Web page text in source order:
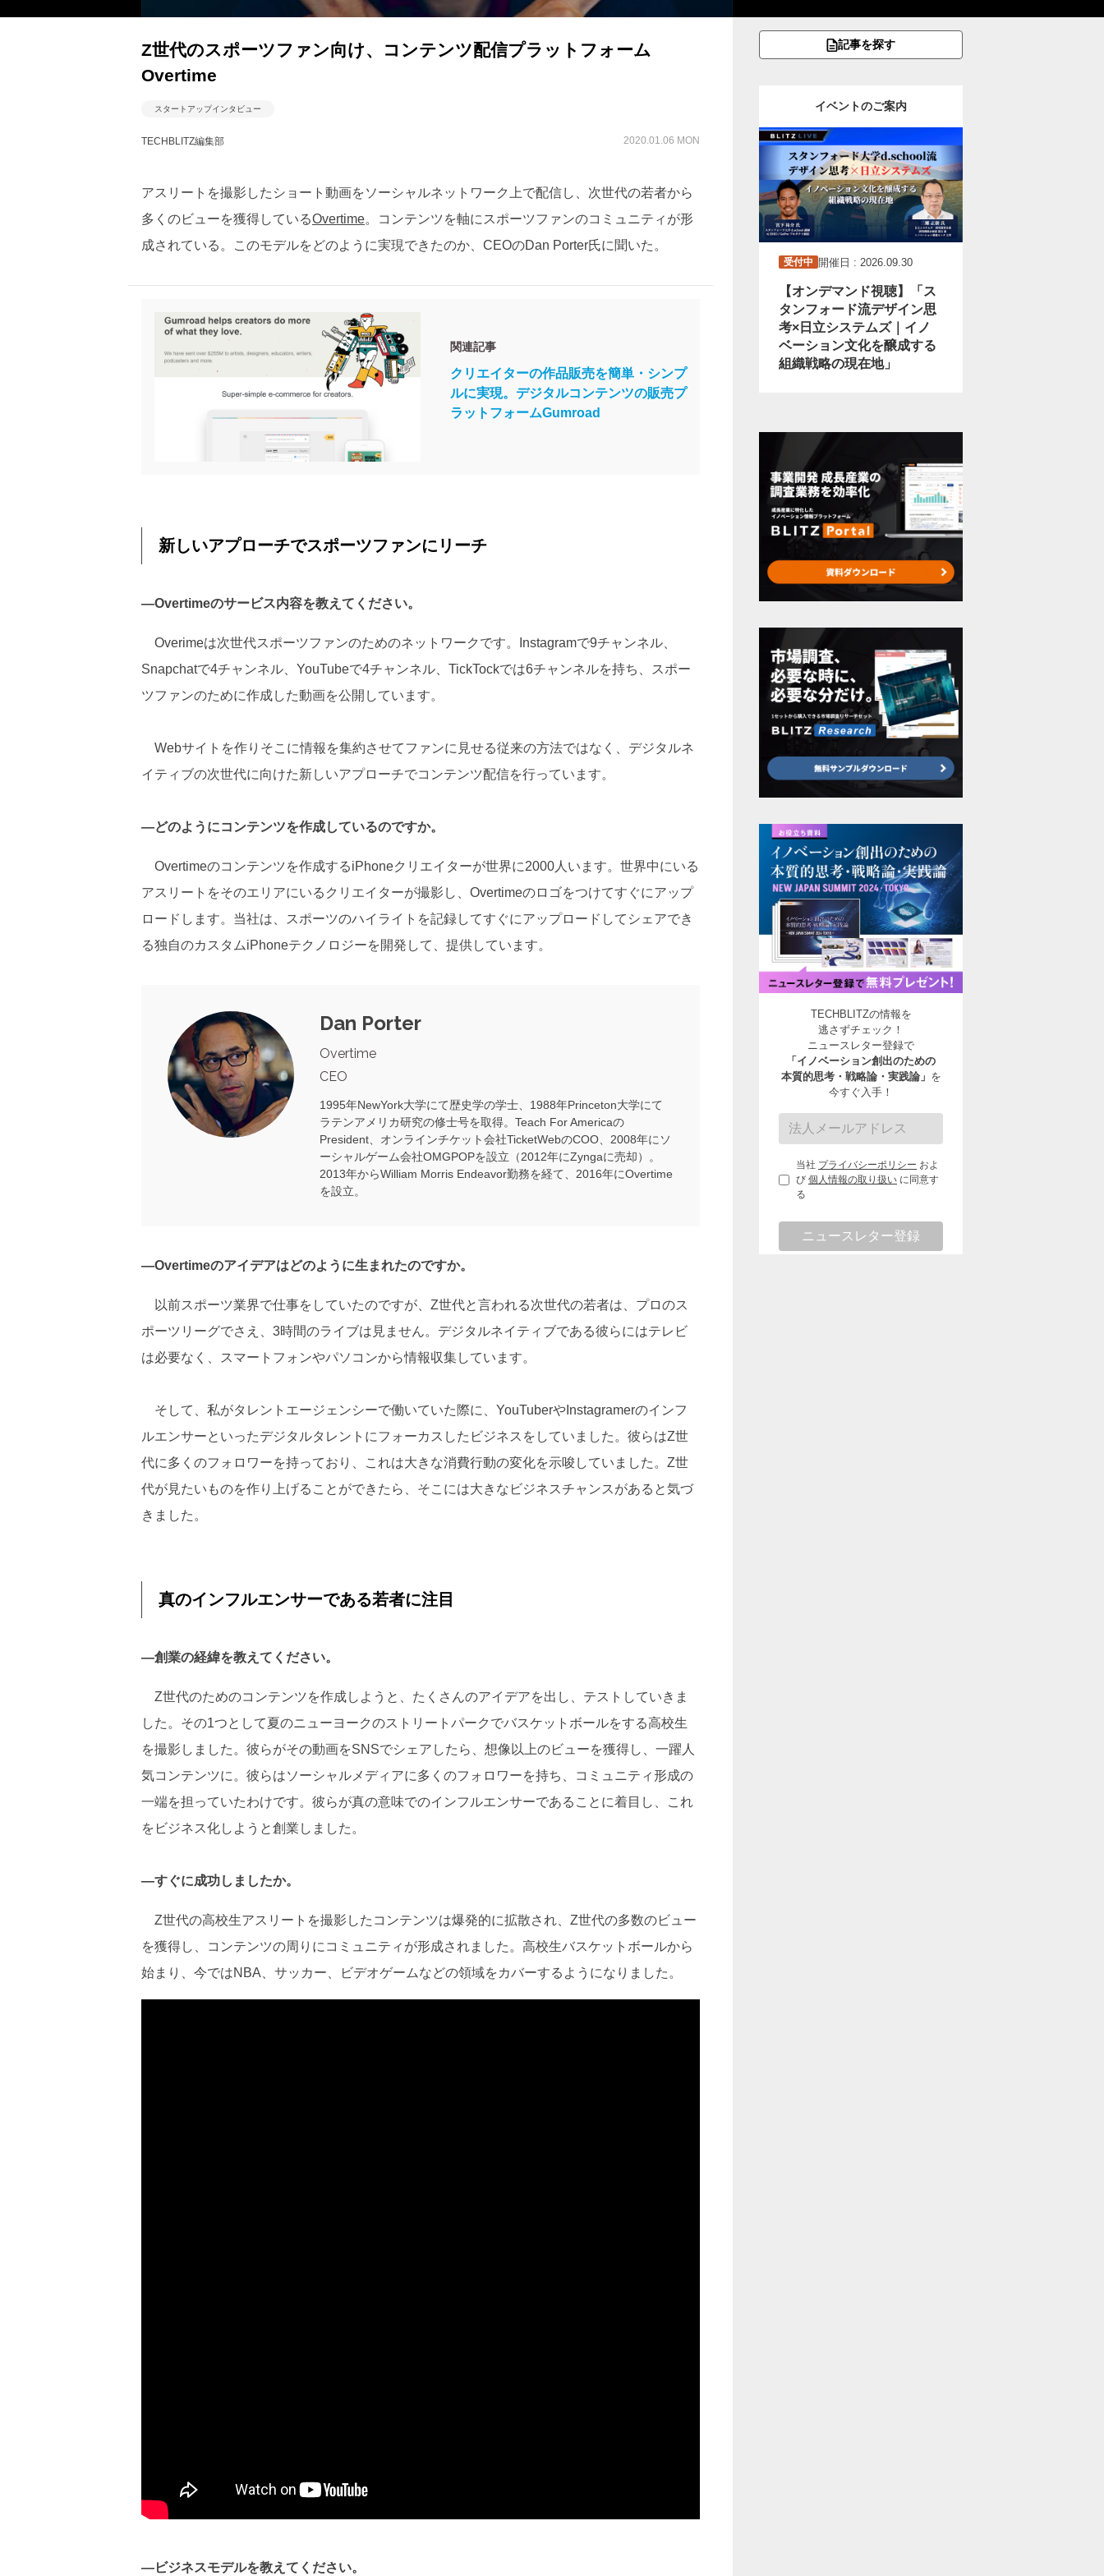
Z世代のスポーツファン向け、コンテンツ配信プラットフォーム
Overtime
スタートアップインタビュー
TECHBLITZ編集部 2020.01.06 MON
アスリートを撮影したショート動画をソーシャルネットワーク上で配信し、次世代の若者から
多くのビューを獲得しているOvertime。コンテンツを軸にスポーツファンのコミュニティが形
成されている。このモデルをどのように実現できたのか、CEOのDan Porter氏に聞いた。
関連記事
クリエイターの作品販売を簡単・シンプ
ルに実現。デジタルコンテンツの販売プ
ラットフォームGumroad
新しいアプローチでスポーツファンにリーチ
―Overtimeのサービス内容を教えてください。
Overimeは次世代スポーツファンのためのネットワークです。Instagramで9チャンネル、
Snapchatで4チャンネル、YouTubeで4チャンネル、TickTockでは6チャンネルを持ち、スポー
ツファンのために作成した動画を公開しています。
Webサイトを作りそこに情報を集約させてファンに見せる従来の方法ではなく、デジタルネ
イティブの次世代に向けた新しいアプローチでコンテンツ配信を行っています。
―どのようにコンテンツを作成しているのですか。
Overtimeのコンテンツを作成するiPhoneクリエイターが世界に2000人います。世界中にいる
アスリートをそのエリアにいるクリエイターが撮影し、Overtimeのロゴをつけてすぐにアップ
ロードします。当社は、スポーツのハイライトを記録してすぐにアップロードしてシェアでき
る独自のカスタムiPhoneテクノロジーを開発して、提供しています。
Dan Porter
Overtime
CEO
1995年NewYork大学にて歴史学の学士、1988年Princeton大学にて
ラテンアメリカ研究の修士号を取得。Teach For Americaの
President、オンラインチケット会社TicketWebのCOO、2008年にソ
ーシャルゲーム会社OMGPOPを設立（2012年にZyngaに売却）。
2013年からWilliam Morris Endeavor勤務を経て、2016年にOvertime
を設立。
―Overtimeのアイデアはどのように生まれたのですか。
以前スポーツ業界で仕事をしていたのですが、Z世代と言われる次世代の若者は、プロのス
ポーツリーグでさえ、3時間のライブは見ません。デジタルネイティブである彼らにはテレビ
は必要なく、スマートフォンやパソコンから情報収集しています。
そして、私がタレントエージェンシーで働いていた際に、YouTuberやInstagramerのインフ
ルエンサーといったデジタルタレントにフォーカスしたビジネスをしていました。彼らはZ世
代に多くのフォロワーを持っており、これは大きな消費行動の変化を示唆していました。Z世
代が見たいものを作り上げることができたら、そこには大きなビジネスチャンスがあると気づ
きました。
真のインフルエンサーである若者に注目
―創業の経緯を教えてください。
Z世代のためのコンテンツを作成しようと、たくさんのアイデアを出し、テストしていきま
した。その1つとして夏のニューヨークのストリートパークでバスケットボールをする高校生
を撮影しました。彼らがその動画をSNSでシェアしたら、想像以上のビューを獲得し、一躍人
気コンテンツに。彼らはソーシャルメディアに多くのフォロワーを持ち、コミュニティ形成の
一端を担っていたわけです。彼らが真の意味でのインフルエンサーであることに着目し、これ
をビジネス化しようと創業しました。
―すぐに成功しましたか。
Z世代の高校生アスリートを撮影したコンテンツは爆発的に拡散され、Z世代の多数のビュー
を獲得し、コンテンツの周りにコミュニティが形成されました。高校生バスケットボールから
始まり、今ではNBA、サッカー、ビデオゲームなどの領域をカバーするようになりました。
―ビジネスモデルを教えてください。
記事を探す
イベントのご案内
受付中 開催日 : 2026.09.30
【オンデマンド視聴】「ス
タンフォード流デザイン思
考×日立システムズ｜イノ
ベーション文化を醸成する
組織戦略の現在地」
TECHBLITZの情報を
逃さずチェック！
ニュースレター登録で
「イノベーション創出のための
本質的思考・戦略論・実践論」 を
今すぐ入手！
当社 プライバシーポリシー およ
び 個人情報の取り扱い に同意す
る